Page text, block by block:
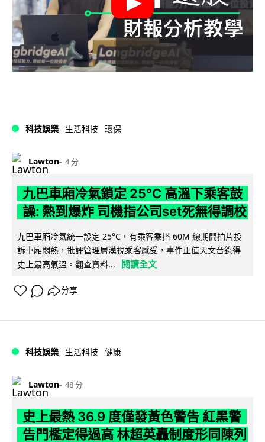
科技娛樂 生活科技 環保
Lawton 4 分
九巴車廂冷氣鎖定 25°C 高溫下乘客鼓
譟: 熱到爆炸 司機指公司set死無得調校
九巴車廂冷氣統一設定 25°C，有乘客乘搭 60M 線期間拍片投
訴車廂悶熱，批評管理層漠視乘客感受，事件正值天文台錄得
史上最高氣溫。翻查資料...
閱讀全文
分享
科技娛樂 生活科技 健康
Lawton 48 分
史上最熱 36.9 度僅發黃色警告 紅黑警
告門檻定得過高 林超英轟制度形同陳列